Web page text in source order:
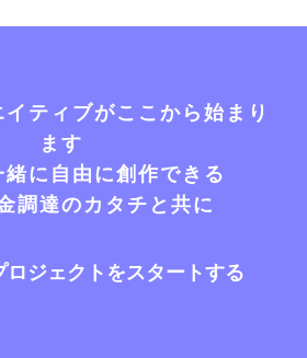
ティブがここから始まり
ます
に自由に創作できる
調達のカタチと共に
ロジェクトをスタートする